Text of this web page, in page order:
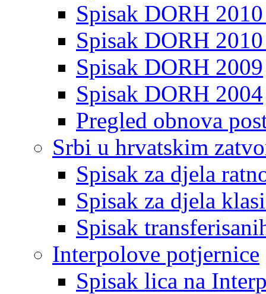
Spisak DORH
Spisak DORH
Spisak DORH 2009
Spisak DORH 2004
Pregled obnova
Srbi u hrvatskim
Spisak za djela
Spisak za djela
Spisak
Interpolove potjernice
Spisak lica na